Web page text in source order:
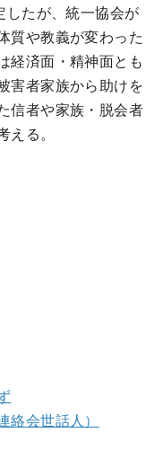
たが、統一協会が
質や教義が変わった
経済面・精神面とも
害者家族から助けを
信者や家族・脱会者
る。
会世話人）